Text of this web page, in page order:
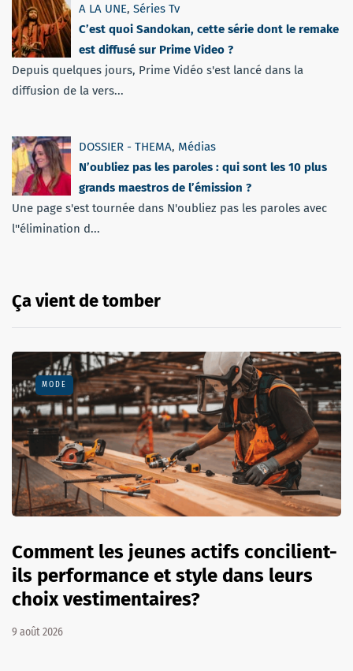
A LA UNE, Séries Tv
C’est quoi Sandokan, cette série dont le remake
est diffusé sur Prime Video ?
Depuis quelques jours, Prime Vidéo s'est lancé dans la
diffusion de la vers...
DOSSIER - THEMA, Médias
N’oubliez pas les paroles : qui sont les 10 plus
grands maestros de l’émission ?
Une page s'est tournée dans N'oubliez pas les paroles avec
l''élimination d...
Ça vient de tomber
MODE
Comment les jeunes actifs concilient-
ils performance et style dans leurs
choix vestimentaires?
9 août 2026